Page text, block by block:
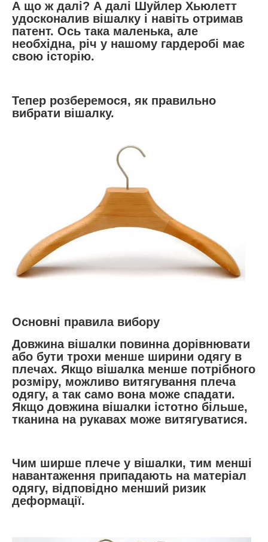
А що ж далі? А далі Шуйлер Хьюлетт
удосконалив вішалку і навіть отримав
патент. Ось така маленька, але
необхідна, річ у нашому гардеробі має
свою історію.
Тепер розберемося, як правильно
вибрати вішалку.
Основні правила вибору
Довжина вішалки повинна дорівнювати
або бути трохи менше ширини одягу в
плечах. Якщо вішалка менше потрібного
розміру, можливо витягування плеча
одягу, а так само вона може спадати.
Якщо довжина вішалки істотно більше,
тканина на рукавах може витягуватися.
Чим ширше плече у вішалки, тим менші
навантаження припадають на матеріал
одягу, відповідно менший ризик
деформації.